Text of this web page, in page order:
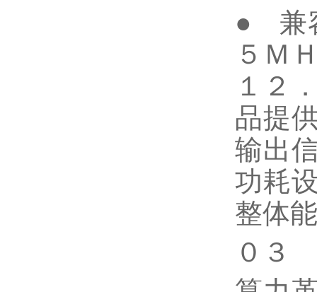
● 兼
５Ｍ
１２
品提
输出
功耗
整体
０３